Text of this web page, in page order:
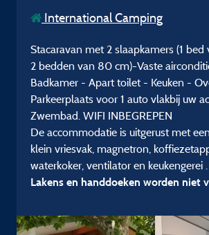
International Camping
Stacaravan met 2 slaapkamers (1
2 bedden van 80 cm)-Vaste
Badkamer - Apart toilet - Keuken -
Parkeerplaats voor 1 auto vlakbij uw
Zwembad. WIFI INBEGREPEN
De accommodatie is uitgerust met
klein vriesvak, magnetron,
waterkoker, ventilator en keukengerei .
Lakens en handdoeken worden niet